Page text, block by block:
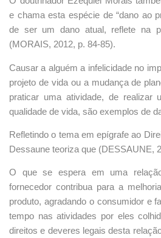
e chama esta espécie de “dano ao
de ser um dano atual, reflete na
(MORAIS, 2012, p. 84-85).
Causar a alguém a infelicidade no
projeto de vida ou a mudança de
praticar uma atividade, de realizar
qualidade de vida, são exemplos de
Refletindo o tema em epígrafe ao
Dessaune teoriza que (DESSAUNE,
O que se espera em uma
fornecedor contribua para a
produto, agradando o consumidor e
tempo nas atividades por eles
direitos e deveres legais desta